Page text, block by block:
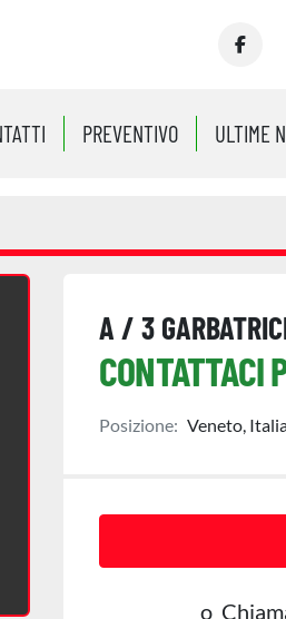
PREVENTIVO ULTIME
A / 3
CONTATTACI
Posizione: Veneto,
o